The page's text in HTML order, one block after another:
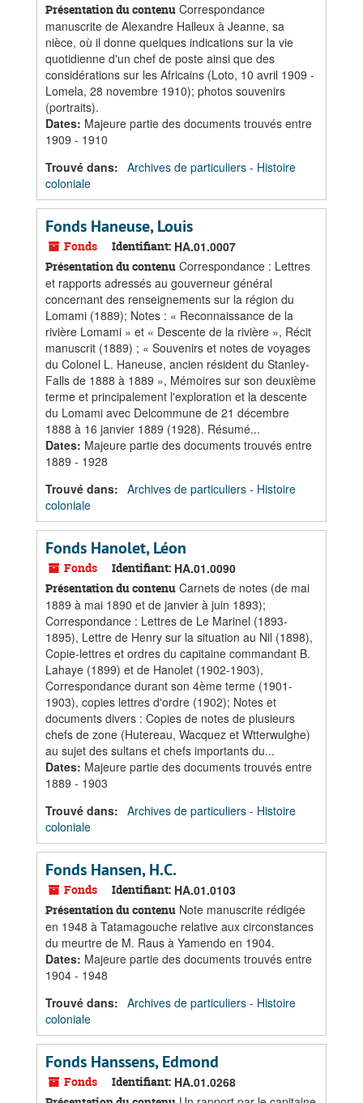
Présentation du contenu Correspondance
manuscrite de Alexandre Halleux à Jeanne, sa
nièce, où il donne quelques indications sur la vie
quotidienne d'un chef de poste ainsi que des
considérations sur les Africains (Loto, 10 avril 1909 -
Lomela, 28 novembre 1910); photos souvenirs
(portraits).
Dates: Majeure partie des documents trouvés entre
1909 - 1910
Trouvé dans: Archives de particuliers - Histoire
coloniale
Fonds Haneuse, Louis
Fonds Identifiant: HA.01.0007
Présentation du contenu Correspondance : Lettres
et rapports adressés au gouverneur général
concernant des renseignements sur la région du
Lomami (1889); Notes : « Reconnaissance de la
rivière Lomami » et « Descente de la rivière », Récit
manuscrit (1889) ; « Souvenirs et notes de voyages
du Colonel L. Haneuse, ancien résident du Stanley-
Falls de 1888 à 1889 », Mémoires sur son deuxième
terme et principalement l'exploration et la descente
du Lomami avec Delcommune de 21 décembre
1888 à 16 janvier 1889 (1928). Résumé...
Dates: Majeure partie des documents trouvés entre
1889 - 1928
Trouvé dans: Archives de particuliers - Histoire
coloniale
Fonds Hanolet, Léon
Fonds Identifiant: HA.01.0090
Présentation du contenu Carnets de notes (de mai
1889 à mai 1890 et de janvier à juin 1893);
Correspondance : Lettres de Le Marinel (1893-
1895), Lettre de Henry sur la situation au Nil (1898),
Copie-lettres et ordres du capitaine commandant B.
Lahaye (1899) et de Hanolet (1902-1903),
Correspondance durant son 4ème terme (1901-
1903), copies lettres d'ordre (1902); Notes et
documents divers : Copies de notes de plusieurs
chefs de zone (Hutereau, Wacquez et Wtterwulghe)
au sujet des sultans et chefs importants du...
Dates: Majeure partie des documents trouvés entre
1889 - 1903
Trouvé dans: Archives de particuliers - Histoire
coloniale
Fonds Hansen, H.C.
Fonds Identifiant: HA.01.0103
Présentation du contenu Note manuscrite rédigée
en 1948 à Tatamagouche relative aux circonstances
du meurtre de M. Raus à Yamendo en 1904.
Dates: Majeure partie des documents trouvés entre
1904 - 1948
Trouvé dans: Archives de particuliers - Histoire
coloniale
Fonds Hanssens, Edmond
Fonds Identifiant: HA.01.0268